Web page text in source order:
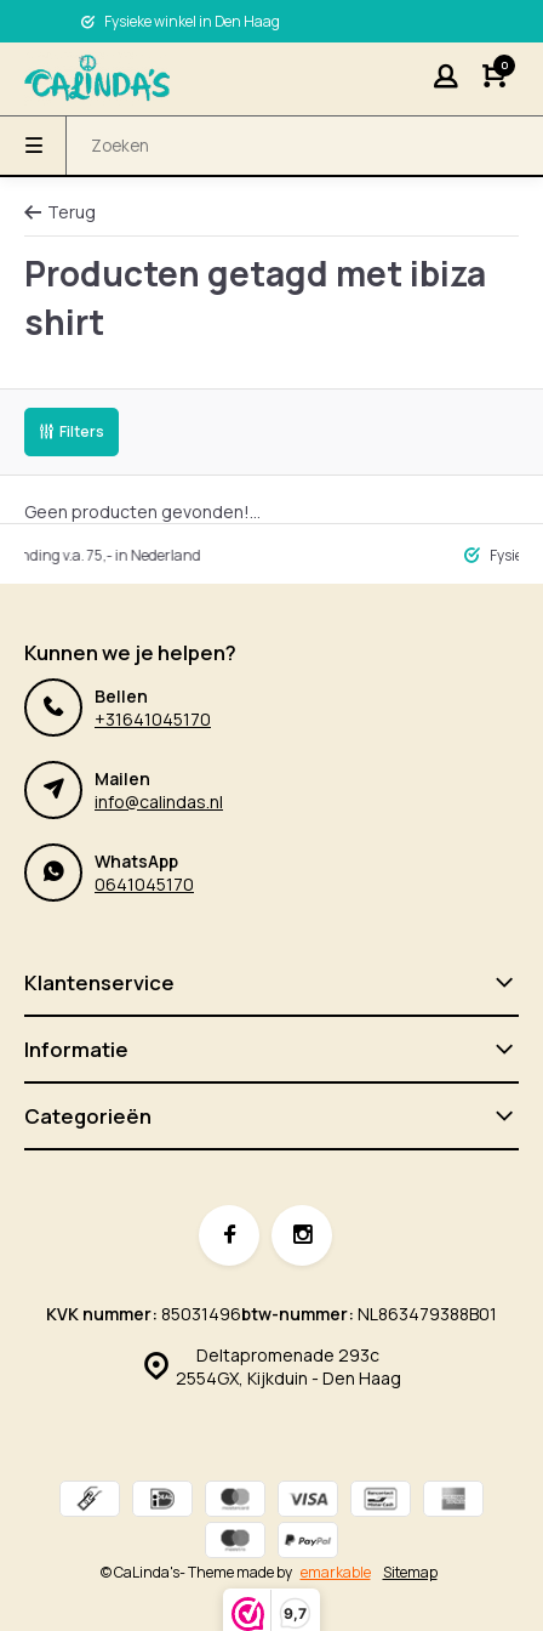
9,7
Fysieke winkel in Den Haag
0
Terug
Producten getagd met ibiza
shirt
Filters
Geen producten gevonden!...
v.a. 75,- in Nederland Fysieke
Kunnen we je helpen?
Bellen
+31641045170
Mailen
info@calindas.nl
WhatsApp
0641045170
Klantenservice
Informatie
Categorieën
Deltapromenade 293c
2554GX, Kijkduin - Den Haag
KVK nummer: 85031496btw-nummer: NL863479388B01
© CaLinda's- Theme made by emarkable Sitemap